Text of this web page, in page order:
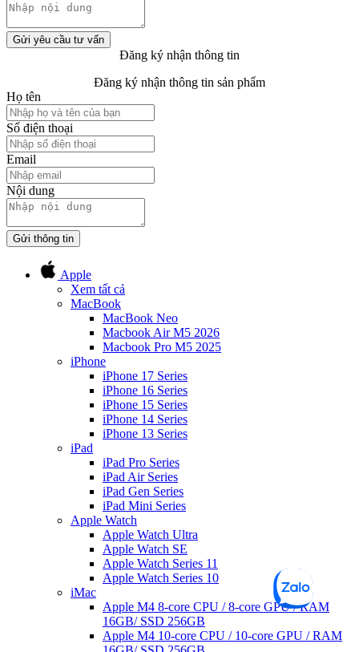
Gửi yêu cầu tư vấn
Đăng ký nhận thông tin
Đăng ký nhận thông tin sản phẩm
Họ tên
Số điện thoại
Email
Nội dung
Gửi thông tin
Apple
Xem tất cả
MacBook
MacBook Neo
Macbook Air M5 2026
Macbook Pro M5 2025
iPhone
iPhone 17 Series
iPhone 16 Series
iPhone 15 Series
iPhone 14 Series
iPhone 13 Series
iPad
iPad Pro Series
iPad Air Series
iPad Gen Series
iPad Mini Series
Apple Watch
Apple Watch Ultra
Apple Watch SE
Apple Watch Series 11
Apple Watch Series 10
iMac
Apple M4 8-core CPU / 8-core GPU / RAM
16GB/ SSD 256GB
Apple M4 10-core CPU / 10-core GPU / RAM